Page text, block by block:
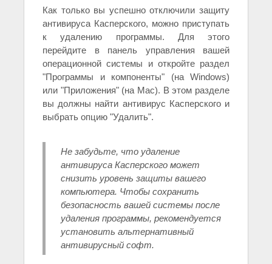
Как только вы успешно отключили защиту
антивируса Касперского, можно приступать
к удалению программы. Для этого
перейдите в панель управления вашей
операционной системы и откройте раздел
"Программы и компоненты" (на Windows)
или "Приложения" (на Mac). В этом разделе
вы должны найти антивирус Касперского и
выбрать опцию "Удалить".
Не забудьте, что удаление
антивируса Касперского может
снизить уровень защиты вашего
компьютера. Чтобы сохранить
безопасность вашей системы после
удаления программы, рекомендуется
установить альтернативный
антивирусный софт.